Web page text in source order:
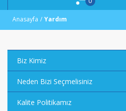
Anasayfa Yardım
Biz Kimiz
Neden Bizi Seçmelisiniz
Kalite Politikamız